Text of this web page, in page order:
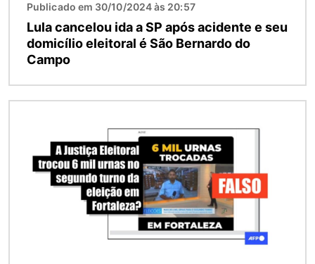
Publicado em 30/10/2024 às 20:57
Lula cancelou ida a SP após acidente e seu
domicílio eleitoral é São Bernardo do
Campo